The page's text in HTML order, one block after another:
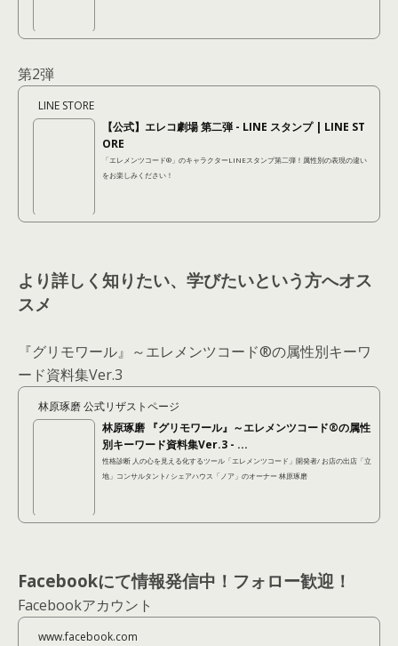
第2弾
LINE STORE
【公式】エレコ劇場 第二弾 - LINE スタンプ | LINE ST
ORE
「エレメンツコード®︎」のキャラクターLINEスタンプ第二弾！属性別の表現の違い
をお楽しみください！
より詳しく知りたい、学びたいという方へオス
スメ
『グリモワール』～エレメンツコード®の属性別キーワ
ード資料集Ver.3
林原琢磨 公式リザストページ
林原琢磨 『グリモワール』～エレメンツコード®の属性
別キーワード資料集Ver.3 - ...
性格診断 人の心を見える化するツール「エレメンツコード」開発者/ お店の出店「立
地」コンサルタント/ シェアハウス「ノア」のオーナー 林原琢磨
Facebookにて情報発信中！フォロー歓迎！
Facebookアカウント
www.facebook.com